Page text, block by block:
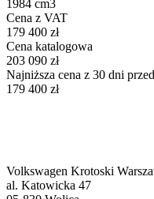
1984 cm3
Cena z VAT
179 400 zł
Cena katalogowa
203 090 zł
Najniższa cena z 30 dni
179 400 zł
Volkswagen Krotoski
al. Katowicka 47